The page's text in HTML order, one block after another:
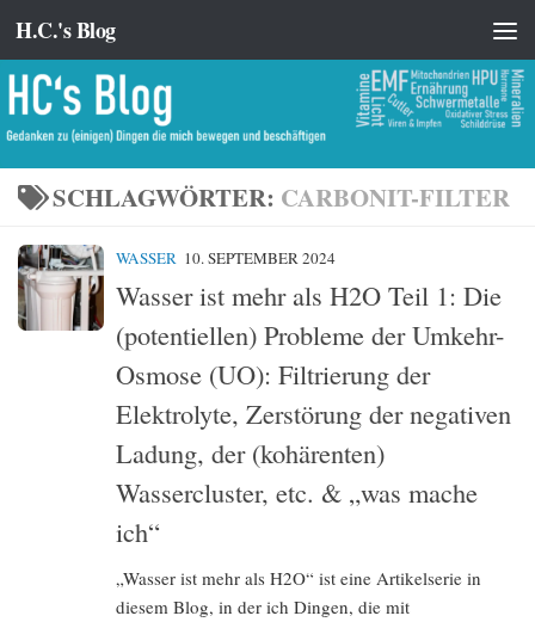
Zum Inhalt springen
H.C.'s Blog
SCHLAGWÖRTER: CARBONIT-FILTER
WASSER 10. SEPTEMBER 2024
Wasser ist mehr als H2O Teil 1: Die
(potentiellen) Probleme der Umkehr-
Osmose (UO): Filtrierung der
Elektrolyte, Zerstörung der negativen
Ladung, der (kohärenten)
Wassercluster, etc. & „was mache
ich“
„Wasser ist mehr als H2O“ ist eine Artikelserie in
diesem Blog, in der ich Dingen, die mit